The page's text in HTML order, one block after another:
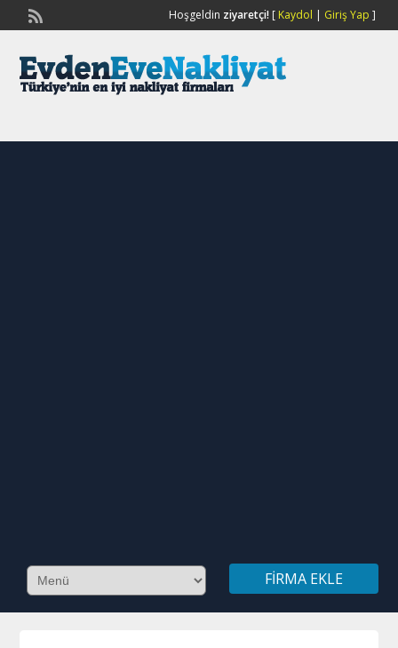
Hoşgeldin ziyaretçi![ Kaydol | Giriş Yap ]
FIRMA EKLE